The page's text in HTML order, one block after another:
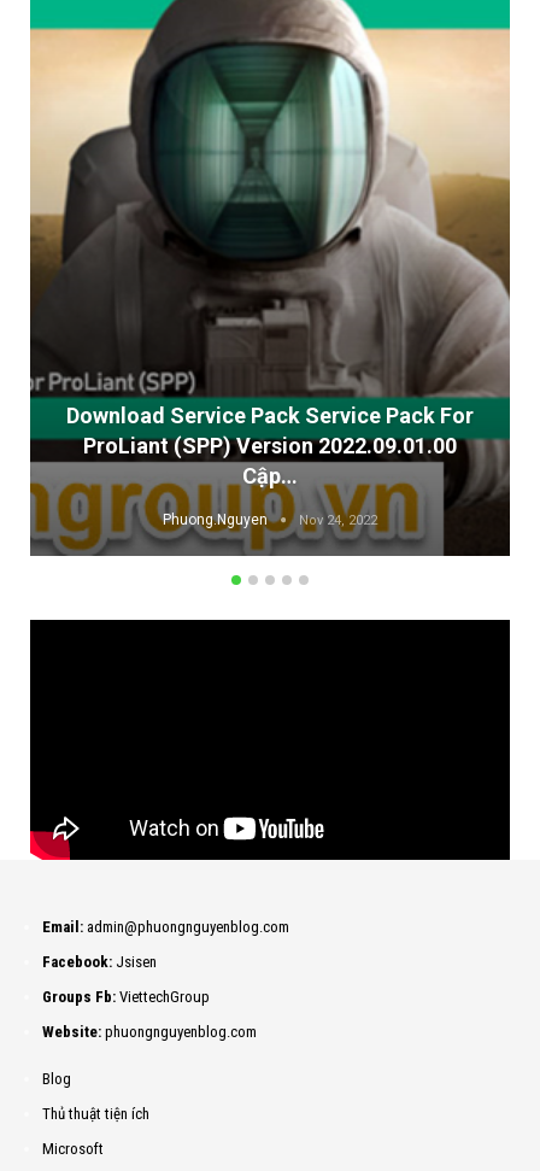
Service Pack Service Pack For
(SPP) Version 2022.09.01.00
Cập…
Phuong.Nguyen Nov 24, 2022
Cisco
Email: admin@phuongnguyenblog.com
Facebook: Jsisen
Groups Fb: ViettechGroup
Website: phuongnguyenblog.com
Blog
Thủ thuật tiện ích
Microsoft